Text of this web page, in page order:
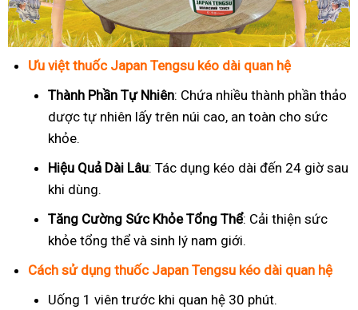
Ưu việt thuốc Japan Tengsu kéo dài quan hệ
Thành Phần Tự Nhiên: Chứa nhiều thành phần thảo
dược tự nhiên lấy trên núi cao, an toàn cho sức
khỏe.
Hiệu Quả Dài Lâu: Tác dụng kéo dài đến 24 giờ sau
khi dùng.
Tăng Cường Sức Khỏe Tổng Thể: Cải thiện sức
khỏe tổng thể và sinh lý nam giới.
Cách sử dụng thuốc Japan Tengsu kéo dài quan hệ
Uống 1 viên trước khi quan hệ 30 phút.